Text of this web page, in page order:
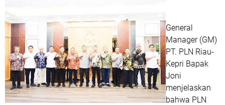
General
Manager (GM)
PT. PLN Riau-
Kepri Bapak
Joni
menjelaskan
bahwa PLN